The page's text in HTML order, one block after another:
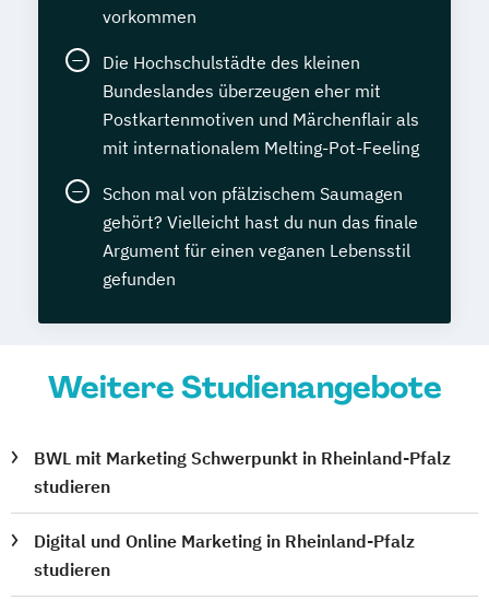
vorkommen
Die Hochschulstädte des kleinen
Bundeslandes überzeugen eher mit
Postkartenmotiven und Märchenflair als
mit internationalem Melting-Pot-Feeling
Schon mal von pfälzischem Saumagen
gehört? Vielleicht hast du nun das finale
Argument für einen veganen Lebensstil
gefunden
Weitere Studienangebote
BWL mit Marketing Schwerpunkt in Rheinland-Pfalz
studieren
Digital und Online Marketing in Rheinland-Pfalz
studieren